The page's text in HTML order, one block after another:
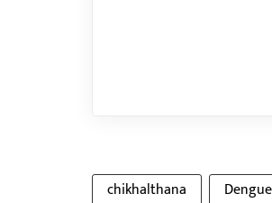
chikhalthana Dengue